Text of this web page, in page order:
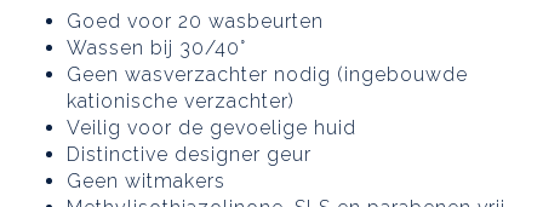
Goed voor 20 wasbeurten
Wassen bij 30/40°
Geen wasverzachter nodig (ingebouwde
kationische verzachter)
Veilig voor de gevoelige huid
Distinctive designer geur
Geen witmakers